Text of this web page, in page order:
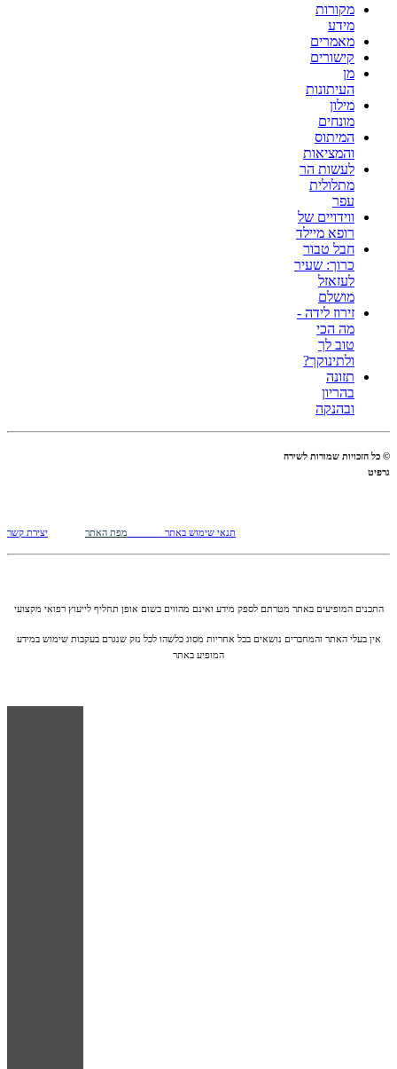
מקורות
מידע
מאמרים
קישורים
מן
העיתונות
מילון
מונחים
המיתוס
והמציאות
לעשות הר
מתלולית
עפר
ווידויים של
רופא מיילד
חבל טבור
כרוך: שעיר
לעזאזל
מושלם
זירוז לידה -
מה הכי
טוב לך
ולתינוקך?
תזונה
בהריון
ובהנקה
© כל הזכויות שמורות לשירה
גרפיט
תנאי שימוש באתר מפת האתר יצירת קשר
התכנים המופיעים באתר מטרתם לספק מידע ואינם מהווים בשום אופן תחליף לייעוץ רפואי מקצועי
אין בעלי האתר והמחברים נושאים בכל אחריות מסוג כלשהו לכל נזק שנגרם בעקבות שימוש במידע
המופיע באתר